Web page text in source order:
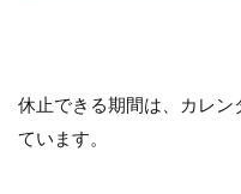
休止できる期間は、カレ
ています。